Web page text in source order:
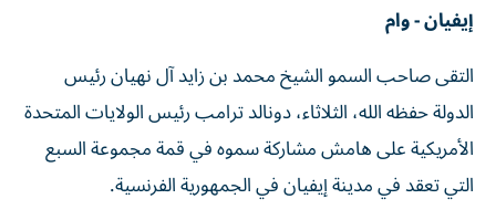
إيفيان - وام
التقى صاحب السمو الشيخ محمد بن زايد آل نهيان رئيس
الدولة حفظه الله، الثلاثاء، دونالد ترامب رئيس الولايات المتحدة
الأمريكية على هامش مشاركة سموه في قمة مجموعة السبع
التي تعقد في مدينة إيفيان في الجمهورية الفرنسية.